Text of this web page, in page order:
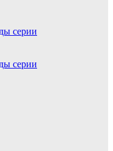
серии
серии